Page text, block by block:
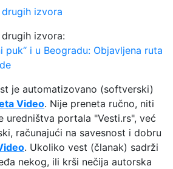
izvora
izvora:
puk“ i u Beogradu: Objavljena ruta
je automatizovano (softverski)
Video. Nije preneta ručno, niti
uredništva portala "Vesti.rs", već
računajući na savesnost i dobru
. Ukoliko vest (članak) sadrži
nekog, ili krši nečija autorska